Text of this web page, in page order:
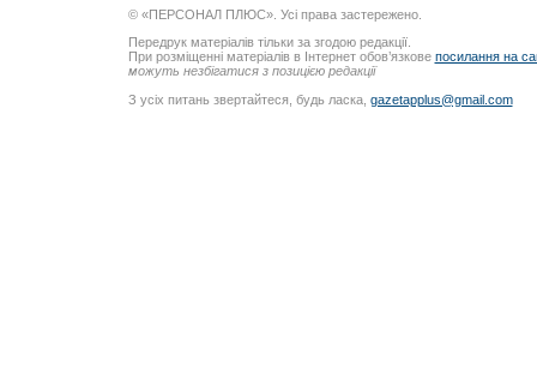
© «ПЕРСОНАЛ ПЛЮС». Усі права застережено.
Передрук матеріалів тільки за згодою редакції.
При розміщенні матеріалів в Інтернет обов’язкове посилання на
можуть незбігатися з позицією редакції
З усіх питань звертайтеся, будь ласка, gazetapplus@gmail.com